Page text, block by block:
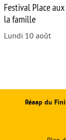
Festival Place
la famille
Lundi 10 août
Réaap du